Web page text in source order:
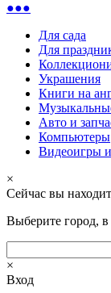
●●●
Для сада
Для
Украшения
Книги на
Авто и
Компьютеры
Видеоигры
×
Сейчас вы
Выберите город,
×
Вход